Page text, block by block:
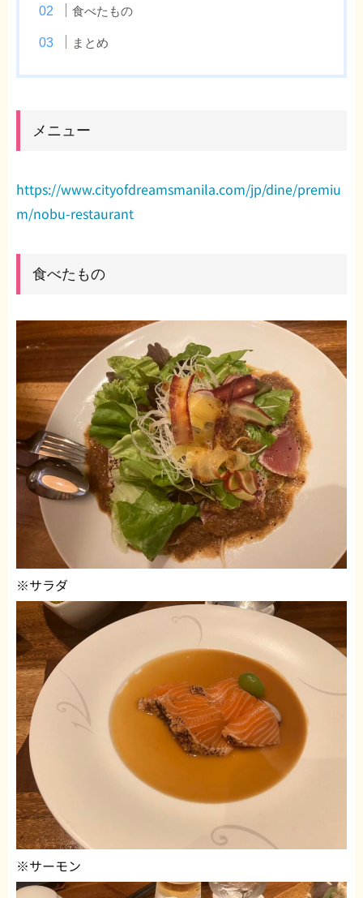
食べたもの
まとめ
メニュー
https://www.cityofdreamsmanila.com/jp/dine/premiu
m/nobu-restaurant
食べたもの
※サラダ
※サーモン